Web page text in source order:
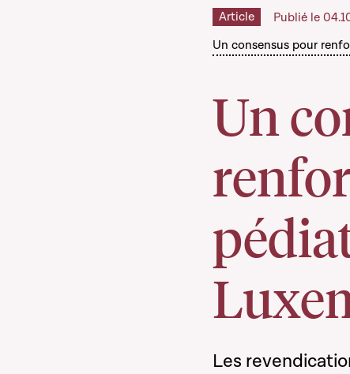
Un consensus pour
Un
Article Publié le
Les